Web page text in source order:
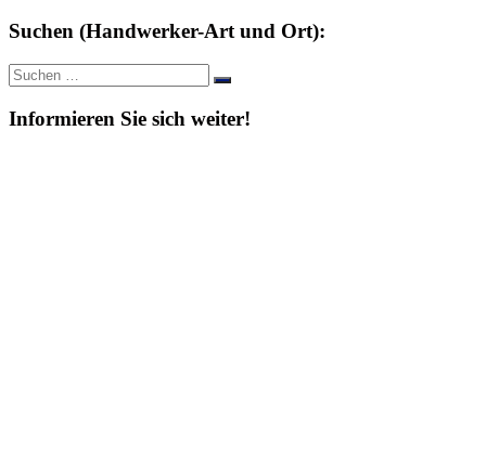
Suchen (Handwerker-Art und Ort):
Suche
nach:
Suchen
Informieren Sie sich weiter!